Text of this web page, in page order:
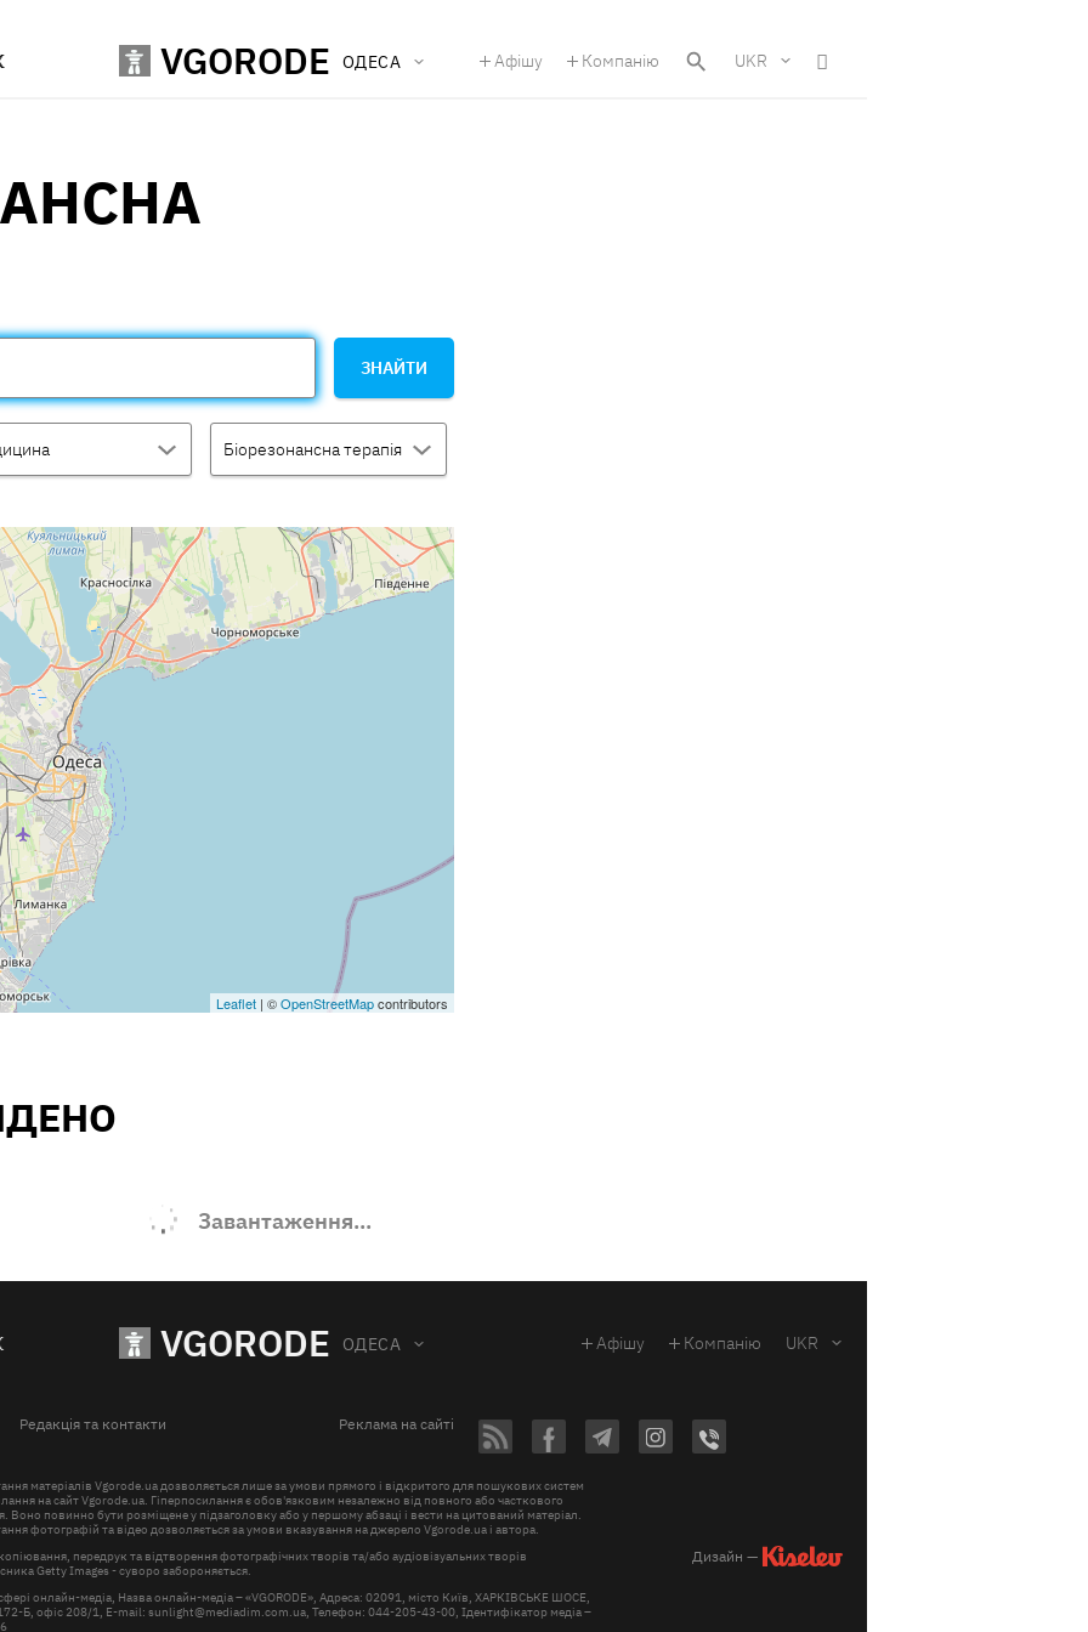
VGORODE ОДЕСА Афішу Компанію UKR
ЗНАЙТИ
Біорезонансна терапія
Leaflet | ©OpenStreetMapcontributors
Завантаження...
VGORODE ОДЕСА Афішу Компанію UKR
Редакція та контакти Реклама на сайті
матеріалів Vgorode.ua дозволяється лише за умови прямого і відкритого для пошукових систем
на сайт Vgorode.ua. Гіперпосилання є обов'язковим незалежно від повного або часткового
Воно повинно бути розміщене у підзаголовку або у першому абзаці і вести на цитований матеріал.
фотографій та відео дозволяється за умови вказування на джерело Vgorode.ua і автора.
передрук та відтворення фотографічних творів та/або аудіовізуальних творів
Getty Images - суворо забороняється.
онлайн-медіа, Назва онлайн-медіа – «VGORODE», Адреса: 02091, місто Київ, ХАРКІВСЬКЕ ШОСЕ,
Б, офіс 208/1, E-mail: sunlight@mediadim.com.ua, Телефон: 044-205-43-00, Ідентифікатор медіа –
Дизайн —